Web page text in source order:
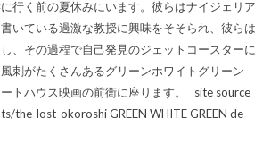
行く前の夏休みにいます。彼らはナイジェリア
いている過激な教授に興味をそそられ、彼らは
、その過程で自己発見のジェットコースターに
刺がたくさんあるグリーンホワイトグリーン
トハウス映画の前衛に座ります。 site source
the-lost-okoroshi GREEN WHITE GREEN de